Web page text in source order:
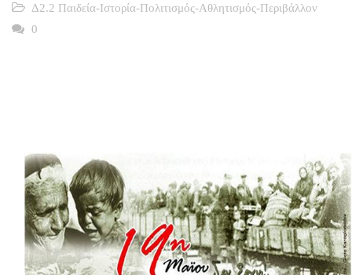
Δ2.2 Παιδεία-Ιστορία-Πολιτισμός-Αθλητισμός-Περιβάλλον
0